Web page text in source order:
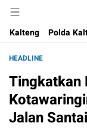
Kalteng
Polda
HEADLINE
Tingkatkan
Jalan